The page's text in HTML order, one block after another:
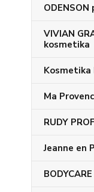
VIVIAN
kosmetika
Kosmetika
Ma
RUDY
Jeanne en